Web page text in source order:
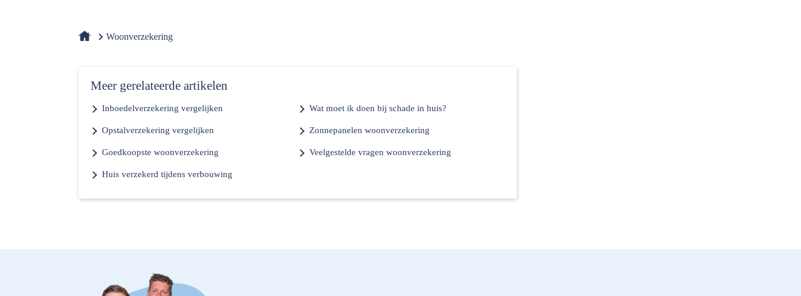
Woonverzekering
Meer gerelateerde artikelen
Inboedelverzekering vergelijken
Opstalverzekering vergelijken
Goedkoopste woonverzekering
Huis verzekerd tijdens verbouwing
Wat moet ik doen bij schade in huis?
Zonnepanelen woonverzekering
Veelgestelde vragen woonverzekering